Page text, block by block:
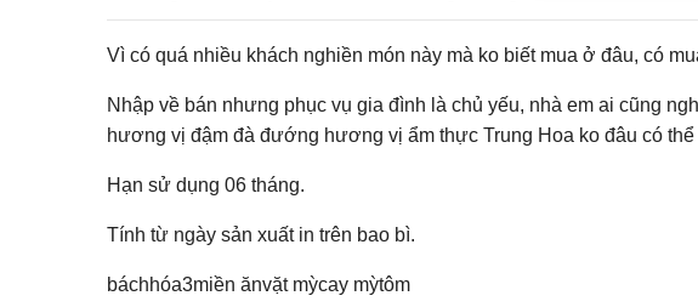
Vì có quá nhiều khách nghiền món này mà ko biết mua ở đâu, có
Nhập về bán nhưng phục vụ gia đình là chủ yếu, nhà em ai cũng
hương vị đậm đà đướng hương vị ẩm thực Trung Hoa ko đâu có
Hạn sử dụng 06 tháng.
Tính từ ngày sản xuất in trên bao bì.
báchhóa3miền ănvặt mỳcay mỳtôm